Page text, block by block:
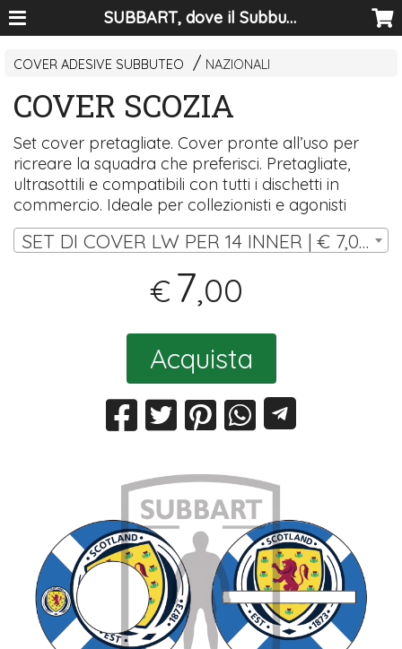
SUBBART, dove il Subbuteo diventa arte
COVER ADESIVE SUBBUTEO NAZIONALI
COVER SCOZIA
Set cover pretagliate. Cover pronte all’uso per
ricreare la squadra che preferisci. Pretagliate,
ultrasottili e compatibili con tutti i dischetti in
commercio. Ideale per collezionisti e agonisti
SET DI COVER LW PER 14 INNER | € 7,00
€ 7,00
Acquista